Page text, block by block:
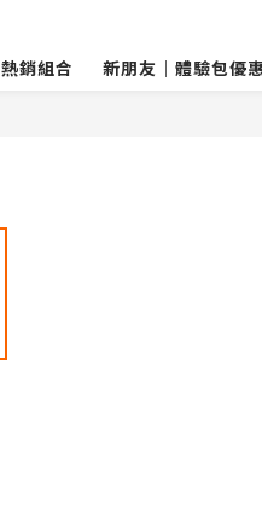
熱銷組合 新朋友｜體驗包優